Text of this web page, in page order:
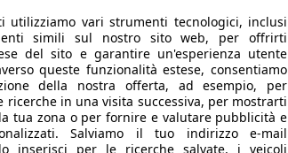
utilizziamo vari strumenti tecnologici, inclusi
simili sul nostro sito web, per offrirti
del sito e garantire un'esperienza utente
queste funzionalità estese, consentiamo
della nostra offerta, ad esempio, per
ricerche in una visita successiva, per mostrarti
tua zona o per fornire e valutare pubblicità e
Salviamo il tuo indirizzo e-mail
inserisci per le ricerche salvate, i veicoli